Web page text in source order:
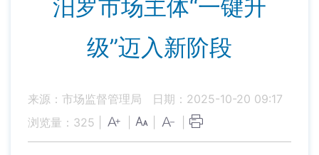
汨罗市场主体“一键升
级”迈入新阶段
来源：市场监督管理局
日期：2025-10-20 09:17
浏览量： 325